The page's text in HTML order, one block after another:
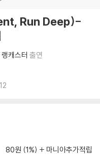
Run Deep)-
랭캐스터 출연
12
80원 (1%) 마니아추가적립